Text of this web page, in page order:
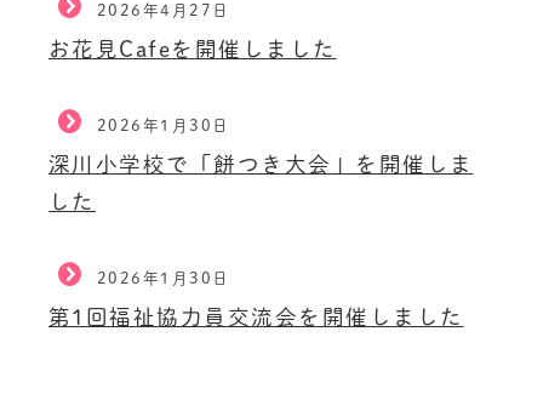
2026年4月27日
お花見Cafeを開催しました
2026年1月30日
深川小学校で「餅つき大会」を開催しま
した
2026年1月30日
第1回福祉協力員交流会を開催しました